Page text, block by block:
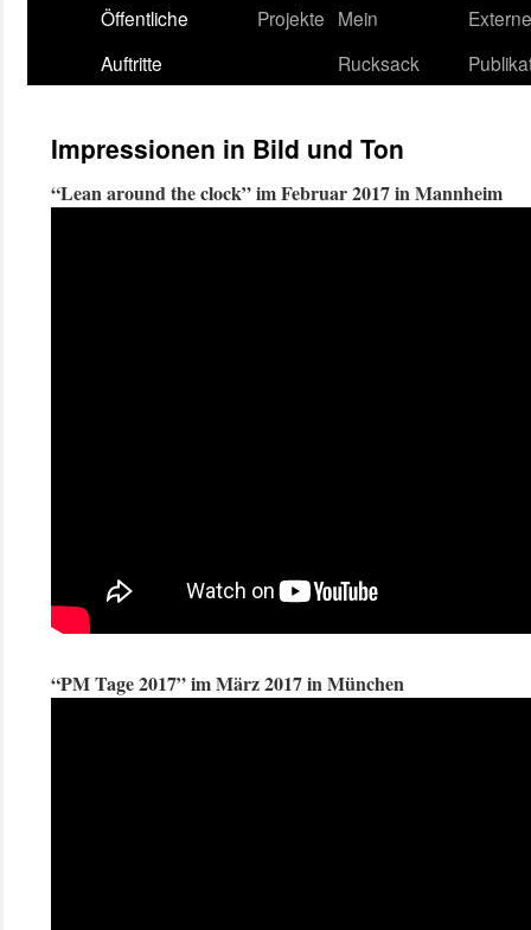
contentÖffentliche
Auftritte
Projekte Mein
Rucksack
Externe
Impressionen in Bild und Ton
“Lean around the clock” im Februar 2017 in Mannheim
“PM Tage 2017” im März 2017 in München